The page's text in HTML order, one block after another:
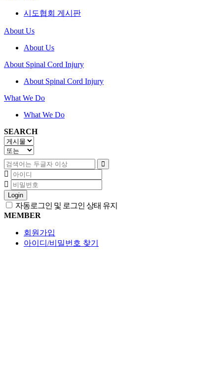
시도협회 게시판
About Us
About Us
About Spinal Cord Injury
About Spinal Cord Injury
What We Do
What We Do
SEARCH
Login
자동로그인 및 로그인 상태 유지
MEMBER
회원가입
아이디/비밀번호 찾기